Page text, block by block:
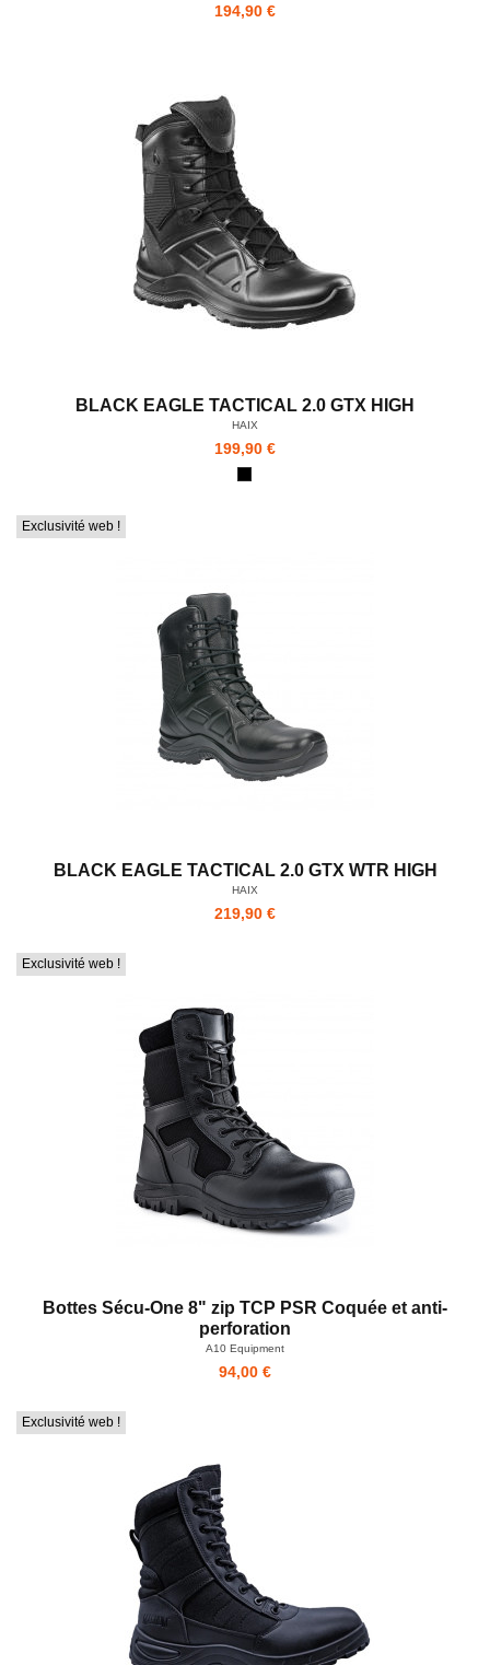
194,90 €
BLACK EAGLE TACTICAL 2.0 GTX HIGH
HAIX
199,90 €
Exclusivité web !
BLACK EAGLE TACTICAL 2.0 GTX WTR HIGH
HAIX
219,90 €
Exclusivité web !
Bottes Sécu-One 8" zip TCP PSR Coquée et anti-
perforation
A10 Equipment
94,00 €
Exclusivité web !